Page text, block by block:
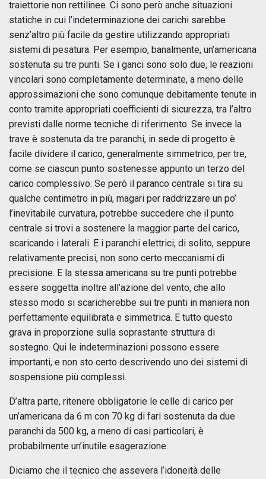
traiettorie non rettilinee. Ci sono però anche situazioni
statiche in cui l’indeterminazione dei carichi sarebbe
senz’altro più facile da gestire utilizzando appropriati
sistemi di pesatura. Per esempio, banalmente, un’americana
sostenuta su tre punti. Se i ganci sono solo due, le reazioni
vincolari sono completamente determinate, a meno delle
approssimazioni che sono comunque debitamente tenute in
conto tramite appropriati coefficienti di sicurezza, tra l’altro
previsti dalle norme tecniche di riferimento. Se invece la
trave è sostenuta da tre paranchi, in sede di progetto è
facile dividere il carico, generalmente simmetrico, per tre,
come se ciascun punto sostenesse appunto un terzo del
carico complessivo. Se però il paranco centrale si tira su
qualche centimetro in più, magari per raddrizzare un po’
l’inevitabile curvatura, potrebbe succedere che il punto
centrale si trovi a sostenere la maggior parte del carico,
scaricando i laterali. E i paranchi elettrici, di solito, seppure
relativamente precisi, non sono certo meccanismi di
precisione. E la stessa americana su tre punti potrebbe
essere soggetta inoltre all’azione del vento, che allo
stesso modo si scaricherebbe sui tre punti in maniera non
perfettamente equilibrata e simmetrica. E tutto questo
grava in proporzione sulla soprastante struttura di
sostegno. Qui le indeterminazioni possono essere
importanti, e non sto certo descrivendo uno dei sistemi di
sospensione più complessi.
D’altra parte, ritenere obbligatorie le celle di carico per
un’americana da 6 m con 70 kg di fari sostenuta da due
paranchi da 500 kg, a meno di casi particolari, è
probabilmente un’inutile esagerazione.
Diciamo che il tecnico che assevera l’idoneità delle